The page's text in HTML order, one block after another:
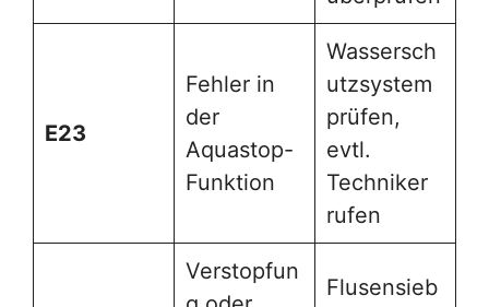
E23
Fehler in
der
Aquastop-
Funktion
Wassersch
utzsystem
prüfen,
evtl.
Techniker
rufen
Verstopfun
Flusensieb